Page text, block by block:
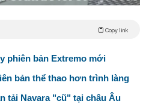
Copy link
phiên bản Extremo mới
bản thể thao hơn trình làng
tải Navara "cũ" tại châu Âu